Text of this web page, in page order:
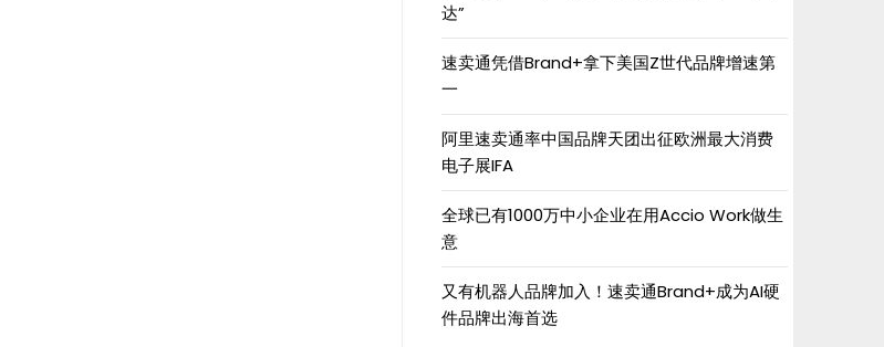
达”
速卖通凭借Brand+拿下美国Z世代品牌增速第
一
阿里速卖通率中国品牌天团出征欧洲最大消费
电子展IFA
全球已有1000万中小企业在用Accio Work做生
意
又有机器人品牌加入！速卖通Brand+成为AI硬
件品牌出海首选